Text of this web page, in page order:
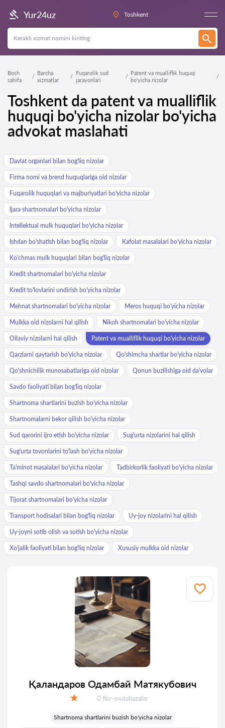
Yur24uz Toshkent
Bosh
sahifa
Barcha
xizmatlar
Fuqarolik sud
jarayonlari
Patent va mualliflik huquqi
bo'yicha nizolar
Toshkent da patent va mualliflik
huquqi bo'yicha nizolar bo'yicha
advokat maslahati
Davlat organlari bilan bog'liq nizolar
Firma nomi va brend huquqlariga oid nizolar
Fuqarolik huquqlari va majburiyatlari bo'yicha nizolar
Ijara shartnomalari bo'yicha nizolar
Intellektual mulk huquqlari bo'yicha nizolar
Ishdan bo'shatish bilan bog'liq nizolar Kafolat masalalari bo'yicha nizolar
Ko'chmas mulk huquqlari bilan bog'liq nizolar
Kredit shartnomalari bo'yicha nizolar
Kredit to'lovlarini undirish bo'yicha nizolar
Mehnat shartnomalari bo'yicha nizolar Meros huquqi bo'yicha nizolar
Mulkka oid nizolarni hal qilish Nikoh shartnomalari bo'yicha nizolar
Oilaviy nizolarni hal qilish Patent va mualliflik huquqi bo'yicha nizolar
Qarzlarni qaytarish bo'yicha nizolar Qo'shimcha shartlar bo'yicha nizolar
Qo'shnichilik munosabatlariga oid nizolar Qonun buzilishiga oid da'volar
Savdo faoliyati bilan bog'liq nizolar
Shartnoma shartlarini buzish bo'yicha nizolar
Shartnomalarni bekor qilish bo'yicha nizolar
Sud qarorini ijro etish bo'yicha nizolar Sug'urta nizolarini hal qilish
Sug'urta tovonlarini to'lash bo'yicha nizolar
Ta'minot masalalari bo'yicha nizolar Tadbirkorlik faoliyati bo'yicha nizolar
Tashqi savdo shartnomalari bo'yicha nizolar
Tijorat shartnomalari bo'yicha nizolar
Transport hodisalari bilan bog'liq nizolar Uy-joy nizolarini hal qilish
Uy-joyni sotib olish va sotish bo'yicha nizolar
Xo'jalik faoliyati bilan bog'liq nizolar Xususiy mulkka oid nizolar
Қаландаров Одамбай Матякубович
Fikrlar:
0 fikr-mulohazalar
Shartnoma shartlarini buzish bo'yicha nizolar